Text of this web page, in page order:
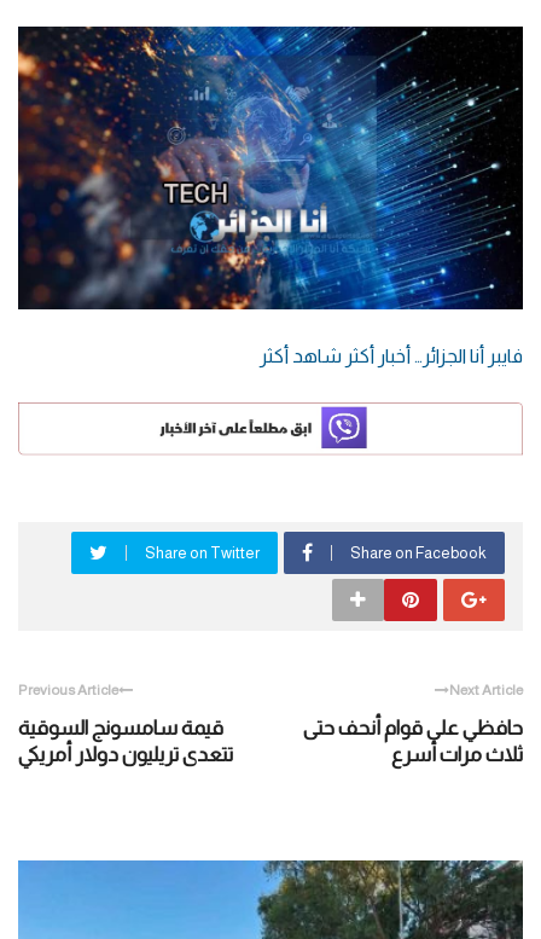
فايبر أنا الجزائر… أخبار أكثر شاهد أكثر
Share on Facebook
Share on Twitter
Previous Article
قيمة سامسونج السوقية
تتعدى تريليون دولار أمريكي
Next Article
حافظي على قوام أنحف حتى
ثلاث مرات أسرع